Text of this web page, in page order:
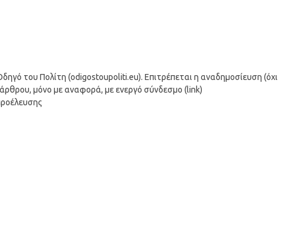
του Πολίτη (odigostoupoliti.eu). Επιτρέπεται η αναδημοσίευση (όχι
μόνο με αναφορά, με ενεργό σύνδεσμο (link)